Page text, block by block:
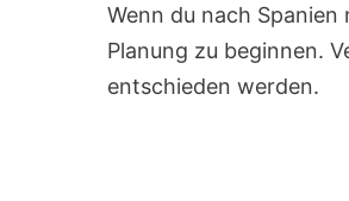
Wenn du nach
Planung zu beginnen.
entschieden werden.